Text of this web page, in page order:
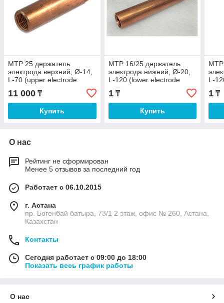
МТР 25 держатель
электрода верхний, Ø-14,
L-70 (upper electrode
11 000 ₸
Купить
МТР 16/25 держатель
электрода нижний, Ø-20,
L-120 (lower electrode
holder)
1₸
Купить
МТР
L-
1 ₸
О нас
Рейтинг не сформирован
Менее 5 отзывов за последний год
Работает с 06.10.2015
г. Астана
пр. Богенбай батыра, 73/1 2 этаж, офис № 260, Астана,
Казахстан
Контакты
Сегодня работает с 09:00 до 18:00
Показать весь график работы
О нас